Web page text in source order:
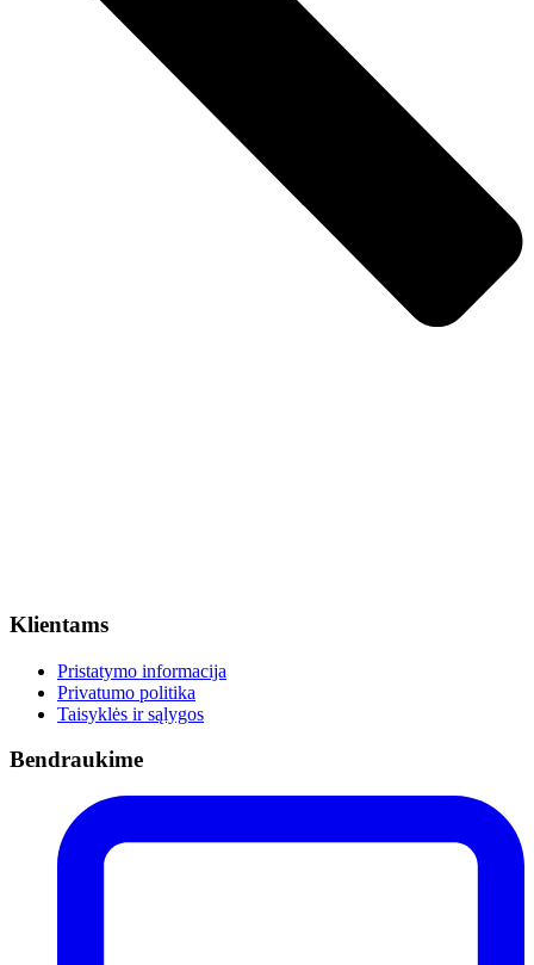
Klientams
Pristatymo informacija
Privatumo politika
Taisyklės ir sąlygos
Bendraukime